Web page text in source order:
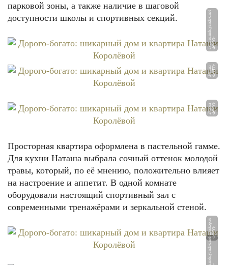
парковой зоны, а также наличие в шаговой
доступности школы и спортивных секций.
Ф
О
Т
О:
a
v
at
a
r
s.
m
d
s.
y
a
n
d
e
x.
n
et
Ф
О
Т
О:
2
4t
v.
u
a
Ф
О
Т
О:
2
4t
v.
u
a
Просторная квартира оформлена в пастельной гамме.
Для кухни Наташа выбрала сочный оттенок молодой
травы, который, по её мнению, положительно влияет
на настроение и аппетит. В одной комнате
оборудовали настоящий спортивный зал с
современными тренажёрами и зеркальной стеной.
Ф
О
Т
О:
r
e
m
o
s
k
o
p.
r
u
et